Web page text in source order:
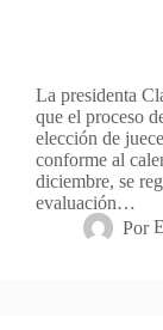
La presidenta
que el proceso
elección de
conforme al
diciembre, se
evaluación…
Por